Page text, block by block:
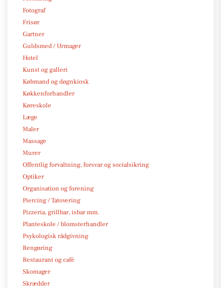
Fotograf
Frisør
Gartner
Guldsmed / Urmager
Hotel
Kunst og galleri
Købmand og døgnkiosk
Køkkenforhandler
Køreskole
Læge
Maler
Massage
Murer
Offentlig forvaltning, forsvar og socialsikring
Optiker
Organisation og forening
Piercing / Tatovering
Pizzeria, grillbar, isbar mm.
Planteskole / blomsterhandler
Psykologisk rådgivning
Rengøring
Restaurant og café
Skomager
Skrædder